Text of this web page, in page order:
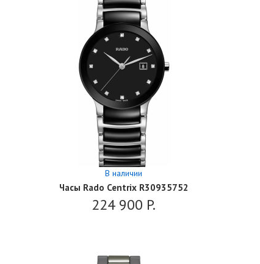
В наличии
Часы Rado Centrix R30935752
224 900 P.